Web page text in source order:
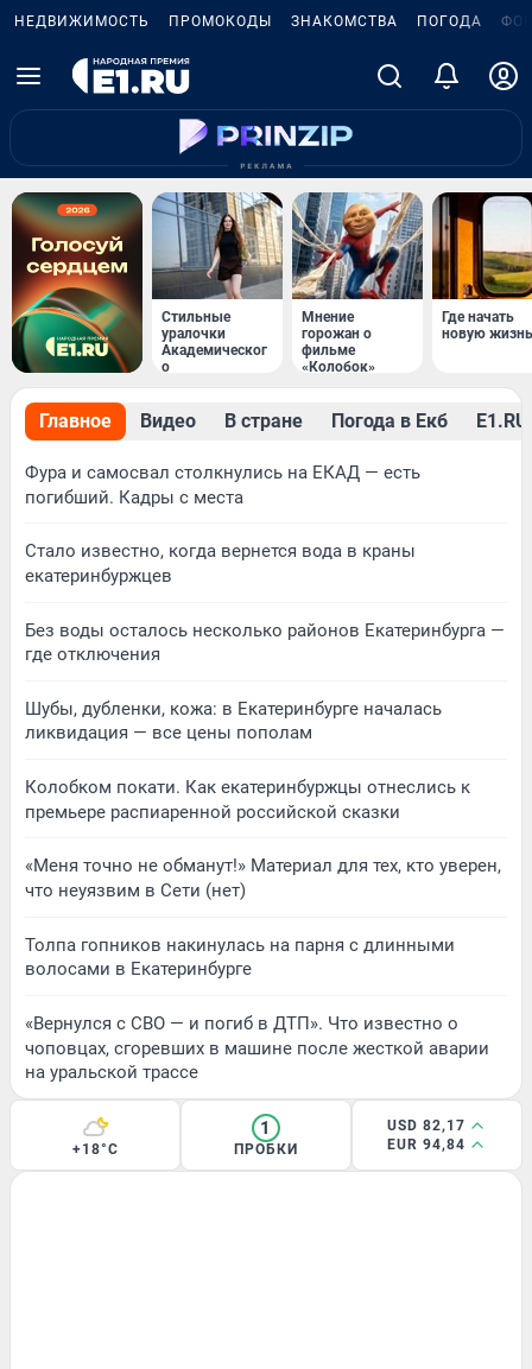
НЕДВИЖИМОСТЬ ПРОМОКОДЫ ЗНАКОМСТВА ПОГОДА
Стильные
уралочки
Академическог
о
Мнение
горожан о
фильме
«Колобок»
Где начать
новую
Главное Видео В стране Погода в Екб
Фура и самосвал столкнулись на ЕКАД — есть
погибший. Кадры с места
Стало известно, когда вернется вода в краны
екатеринбуржцев
Без воды осталось несколько районов Екатеринбурга —
где отключения
Шубы, дубленки, кожа: в Екатеринбурге началась
ликвидация — все цены пополам
Колобком покати. Как екатеринбуржцы отнеслись к
премьере распиаренной российской сказки
«Меня точно не обманут!» Материал для тех, кто уверен,
что неуязвим в Сети (нет)
Толпа гопников накинулась на парня с длинными
волосами в Екатеринбурге
«Вернулся с СВО — и погиб в ДТП». Что известно о
чоповцах, сгоревших в машине после жесткой аварии
на уральской трассе
+18°C
1
ПРОБКИ
USD 82,17
EUR 94,84